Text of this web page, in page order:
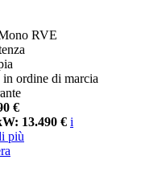
RVE
in ordine di marcia
€
13.490 € i
più